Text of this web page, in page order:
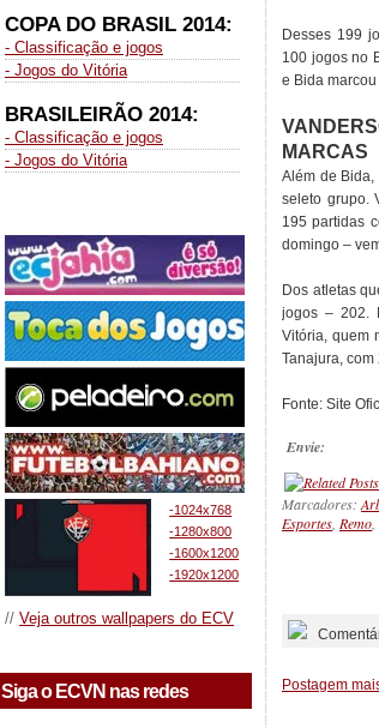
COPA DO BRASIL 2014:
- Classificação e jogos
- Jogos do Vitória
BRASILEIRÃO 2014:
- Classificação e jogos
- Jogos do Vitória
-1024x768
-1280x800
-1600x1200
-1920x1200
// Veja outros wallpapers do ECV
Siga o ECVN nas redes
Desses 199
100 jogos no
e Bida
MARCAS
Além de
seleto grupo.
195 partidas
domingo –
Dos atletas
jogos – 202.
Vitória, quem
Tanajura,
Fonte: Site
Envie:
Marcadores:
Esportes, Remo,
Postagem